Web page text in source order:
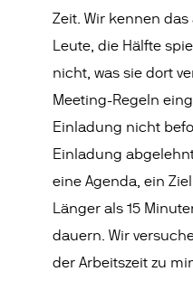
Zeit. Wir kennen
Leute, die Hälfte
nicht, was sie dort
Meeting-Regeln
Einladung nicht
Einladung
eine Agenda, ein
Länger als 15
dauern. Wir
der Arbeitszeit zu